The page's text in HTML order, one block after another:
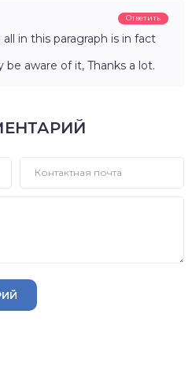
Ответить
in this paragraph is in fact
aware of it, Thanks a lot.